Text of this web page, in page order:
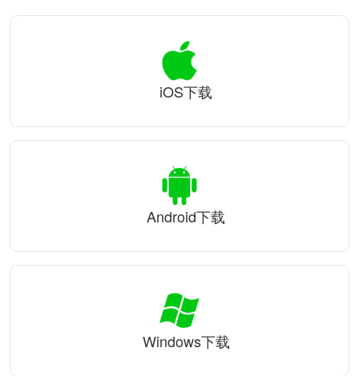
iOS下载
Android下载
Windows下载